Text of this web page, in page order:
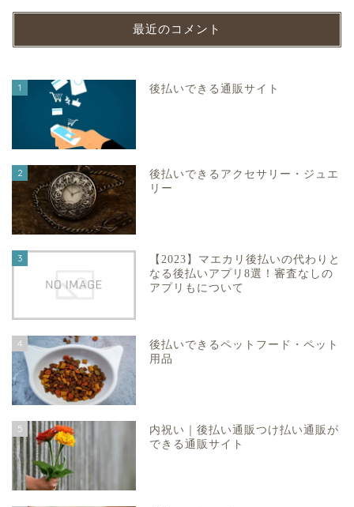
最近のコメント
1 後払いできる通販サイト
2
後払いできるアクセサリー・ジュエ
リー
3
【2023】マエカリ後払いの代わりと
なる後払いアプリ8選！審査なしの
アプリもについて
4
後払いできるペットフード・ペット
用品
5
内祝い｜後払い通販つけ払い通販が
できる通販サイト